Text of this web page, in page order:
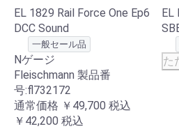
EL 1829 Rail Force One Ep6
DCC Sound
一般セール品
Nゲージ
Fleischmann 製品番
号:fl732172
通常価格 ￥49,700 税込
￥42,200 税込
EL
た